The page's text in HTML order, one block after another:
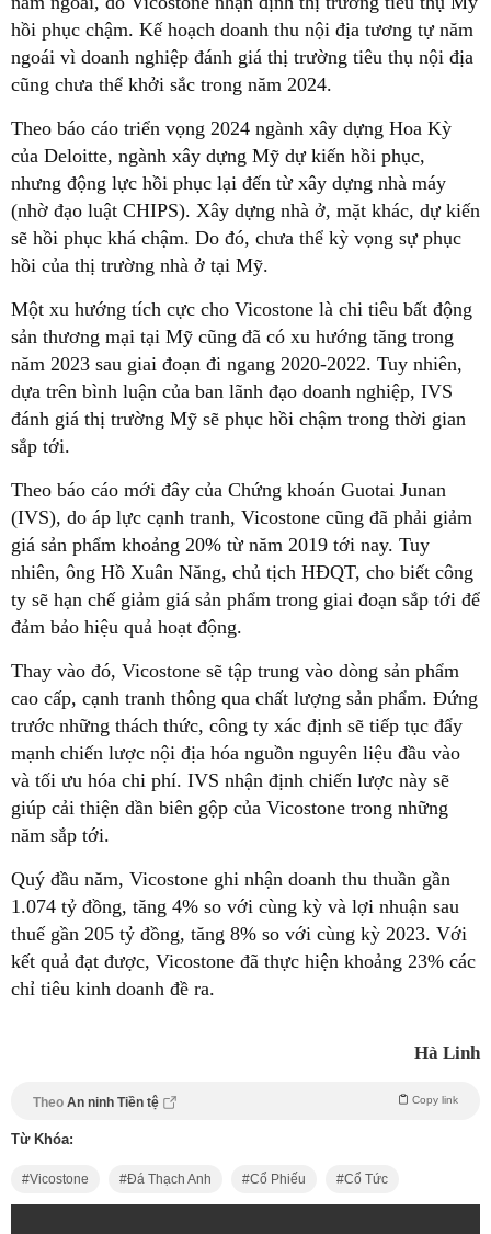
hồi phục chậm. Kế hoạch doanh thu nội địa tương tự năm
ngoái vì doanh nghiệp đánh giá thị trường tiêu thụ nội địa
cũng chưa thể khởi sắc trong năm 2024.
Theo báo cáo triển vọng 2024 ngành xây dựng Hoa Kỳ
của Deloitte, ngành xây dựng Mỹ dự kiến hồi phục,
nhưng động lực hồi phục lại đến từ xây dựng nhà máy
(nhờ đạo luật CHIPS). Xây dựng nhà ở, mặt khác, dự kiến
sẽ hồi phục khá chậm. Do đó, chưa thể kỳ vọng sự phục
hồi của thị trường nhà ở tại Mỹ.
Một xu hướng tích cực cho Vicostone là chi tiêu bất động
sản thương mại tại Mỹ cũng đã có xu hướng tăng trong
năm 2023 sau giai đoạn đi ngang 2020-2022. Tuy nhiên,
dựa trên bình luận của ban lãnh đạo doanh nghiệp, IVS
đánh giá thị trường Mỹ sẽ phục hồi chậm trong thời gian
sắp tới.
Theo báo cáo mới đây của Chứng khoán Guotai Junan
(IVS), do áp lực cạnh tranh, Vicostone cũng đã phải giảm
giá sản phẩm khoảng 20% từ năm 2019 tới nay. Tuy
nhiên, ông Hồ Xuân Năng, chủ tịch HĐQT, cho biết công
ty sẽ hạn chế giảm giá sản phẩm trong giai đoạn sắp tới để
đảm bảo hiệu quả hoạt động.
Thay vào đó, Vicostone sẽ tập trung vào dòng sản phẩm
cao cấp, cạnh tranh thông qua chất lượng sản phẩm. Đứng
trước những thách thức, công ty xác định sẽ tiếp tục đẩy
mạnh chiến lược nội địa hóa nguồn nguyên liệu đầu vào
và tối ưu hóa chi phí. IVS nhận định chiến lược này sẽ
giúp cải thiện dần biên gộp của Vicostone trong những
năm sắp tới.
Quý đầu năm, Vicostone ghi nhận doanh thu thuần gần
1.074 tỷ đồng, tăng 4% so với cùng kỳ và lợi nhuận sau
thuế gần 205 tỷ đồng, tăng 8% so với cùng kỳ 2023. Với
kết quả đạt được, Vicostone đã thực hiện khoảng 23% các
chỉ tiêu kinh doanh đề ra.
Hà Linh
Theo An ninh Tiền tệ Copy link
Từ Khóa:
Vicostone Đá Thạch Anh Cổ Phiếu Cổ Tức